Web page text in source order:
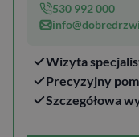
Wizyta
Precyzyjny
Szczegółowa
530 992 000